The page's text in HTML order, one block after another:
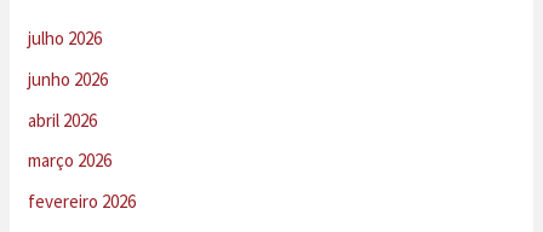
julho 2026
junho 2026
abril 2026
março 2026
fevereiro 2026